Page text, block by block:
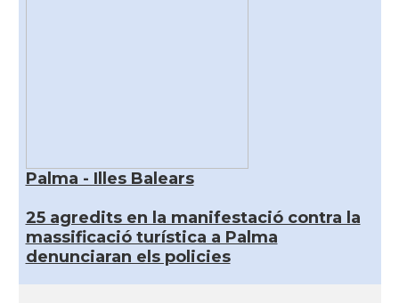
Palma - Illes Balears
25 agredits en la manifestació contra la
massificació turística a Palma
denunciaran els policies